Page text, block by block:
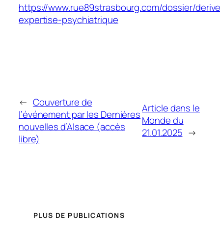
https://www.rue89strasbourg.com/dossier/
expertise-psychiatrique
← Couverture de
l’événement par les Dernières
nouvelles d’Alsace (accès
libre)
Article dans le
Monde du
21.01.2025 →
PLUS DE PUBLICATIONS